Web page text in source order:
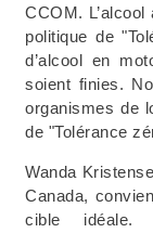
CCOM.
politique de
d’alcool en
soient finies.
organismes de
de "Tolérance
Wanda
Canada,
cible idéale.